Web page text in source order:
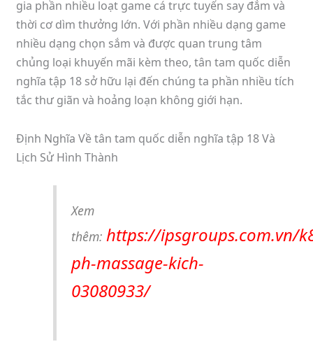
gia phần nhiều loạt game cá trực tuyến say đắm và
thời cơ dìm thưởng lớn. Với phần nhiều dạng game
nhiều dạng chọn sắm và được quan trung tâm
chủng loại khuyến mãi kèm theo, tân tam quốc diễn
nghĩa tập 18 sở hữu lại đến chúng ta phần nhiều tích
tắc thư giãn và hoảng loạn không giới hạn.
Định Nghĩa Về tân tam quốc diễn nghĩa tập 18 Và
Lịch Sử Hình Thành
Xem
thêm: https://ipsgroups.com.vn/
ph-massage-kich-
03080933/